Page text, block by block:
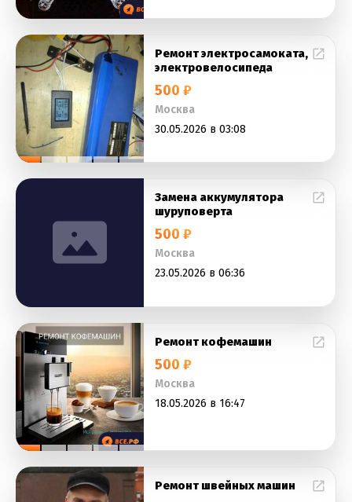
Ремонт электросамоката,
электровелосипеда
500 ₽
Москва
30.05.2026 в 03:08
Замена аккумулятора
шуруповерта
500 ₽
Москва
23.05.2026 в 06:36
Ремонт кофемашин
500 ₽
Москва
18.05.2026 в 16:47
Ремонт швейных машин